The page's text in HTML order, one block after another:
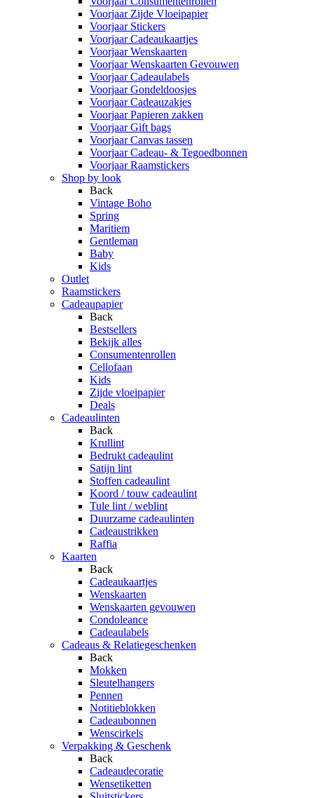
Voorjaar Zijde Vloeipapier
Voorjaar Stickers
Voorjaar Cadeaukaartjes
Voorjaar Wenskaarten
Voorjaar Wenskaarten Gevouwen
Voorjaar Cadeaulabels
Voorjaar Gondeldoosjes
Voorjaar Cadeauzakjes
Voorjaar Papieren zakken
Voorjaar Gift bags
Voorjaar Canvas tassen
Voorjaar Cadeau- & Tegoedbonnen
Voorjaar Raamstickers
Shop by look
Back
Vintage Boho
Spring
Maritiem
Gentleman
Baby
Kids
Outlet
Raamstickers
Cadeaupapier
Back
Bestsellers
Bekijk alles
Consumentenrollen
Cellofaan
Kids
Zijde vloeipapier
Deals
Cadeaulinten
Back
Krullint
Bedrukt cadeaulint
Satijn lint
Stoffen cadeaulint
Koord / touw cadeaulint
Tule lint / weblint
Duurzame cadeaulinten
Cadeaustrikken
Raffia
Kaarten
Back
Cadeaukaartjes
Wenskaarten
Wenskaarten gevouwen
Condoleance
Cadeaulabels
Cadeaus & Relatiegeschenken
Back
Mokken
Sleutelhangers
Pennen
Notitieblokken
Cadeaubonnen
Wenscirkels
Verpakking & Geschenk
Back
Cadeaudecoratie
Wensetiketten